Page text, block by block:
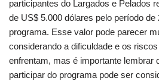
participantes do Largados e Pelados
de US$ 5.000 dólares pelo período
programa. Esse valor pode parecer
considerando a dificuldade e os
enfrentam, mas é importante lembrar
participar do programa pode ser